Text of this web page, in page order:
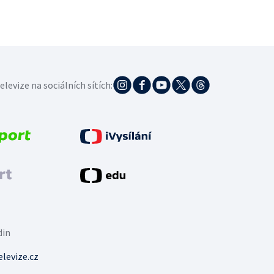
na sociálních sítích: